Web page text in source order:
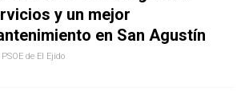
y un mejor
en San Agustín
PSOE de El Ejido